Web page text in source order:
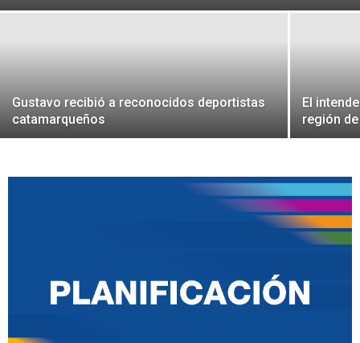
Gustavo recibió a reconocidos deportistas
catamarqueños
El
región